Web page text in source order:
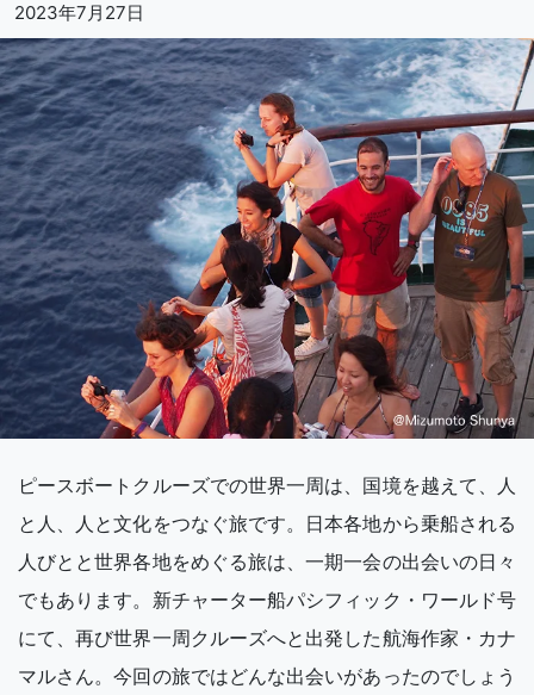
2023年7月27日
ピースボートクルーズでの世界一周は、国境を越えて、人
と人、人と文化をつなぐ旅です。日本各地から乗船される
人びとと世界各地をめぐる旅は、一期一会の出会いの日々
でもあります。新チャーター船パシフィック・ワールド号
にて、再び世界一周クルーズへと出発した航海作家・カナ
マルさん。今回の旅ではどんな出会いがあったのでしょう